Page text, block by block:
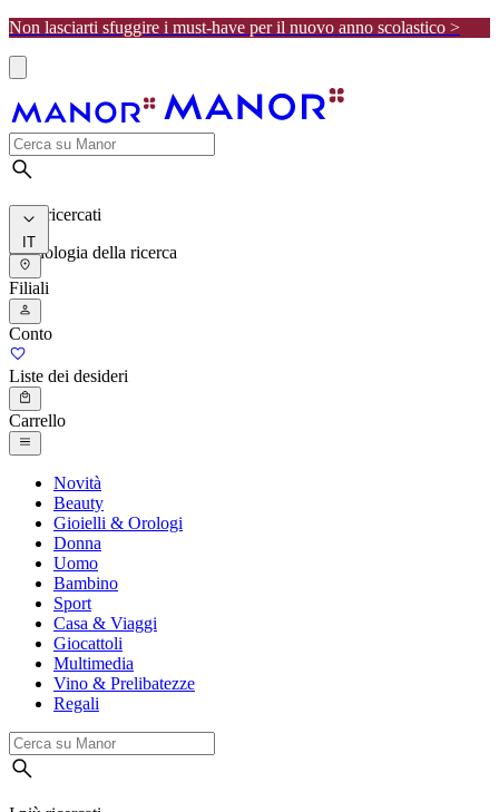
Non lasciarti sfuggire i must-have per il nuovo anno scolastico >
I più ricercati
Cronologia della ricerca
IT
Filiali
Conto
Liste dei desideri
Carrello
Novità
Beauty
Gioielli & Orologi
Donna
Uomo
Bambino
Sport
Casa & Viaggi
Giocattoli
Multimedia
Vino & Prelibatezze
Regali